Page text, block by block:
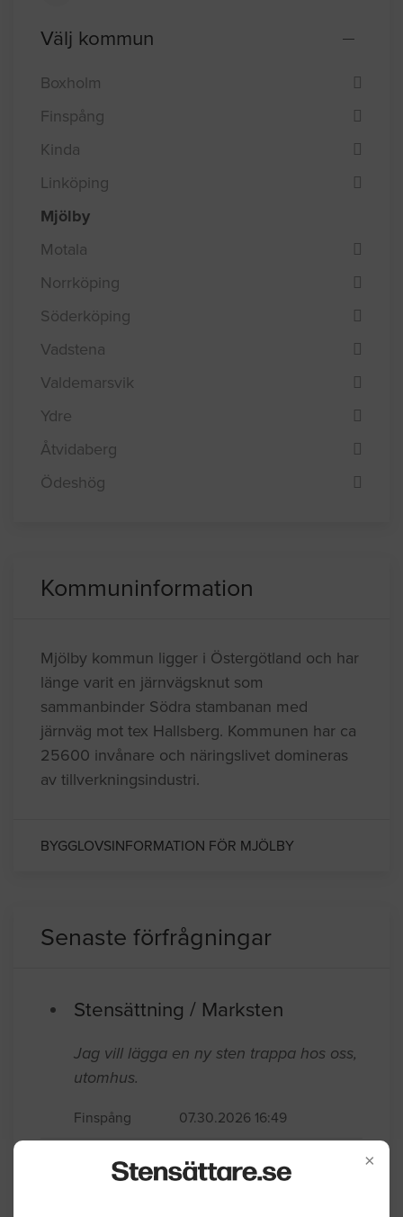
×
Välj kommun
Boxholm
Finspång
Kinda
Linköping
Mjölby
Motala
Norrköping
Söderköping
Vadstena
Valdemarsvik
Ydre
Åtvidaberg
Ödeshög
Kommuninformation
Mjölby kommun ligger i Östergötland och har
länge varit en järnvägsknut som
sammanbinder Södra stambanan med
järnväg mot tex Hallsberg. Kommunen har ca
25600 invånare och näringslivet domineras
av tillverkningsindustri.
BYGGLOVSINFORMATION FÖR MJÖLBY
Senaste förfrågningar
Stensättning / Marksten
Jag vill lägga en ny sten trappa hos oss,
utomhus.
Finspång 07.30.2026 16:49
Stensättning / Marksten